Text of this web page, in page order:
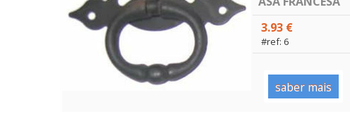
3.93 €
#ref: 6
saber mais